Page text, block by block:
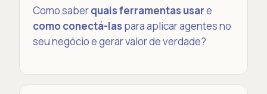
Como saberquais ferramentas usare
como conectá-las para aplicar agentes no
seu negócio e gerar valor de verdade?